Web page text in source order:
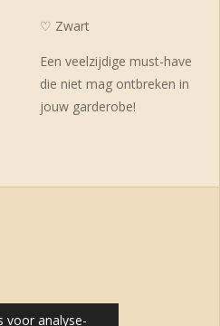
voor analyse-
♡ Zwart
Een veelzijdige must-have
die niet mag ontbreken in
jouw garderobe!